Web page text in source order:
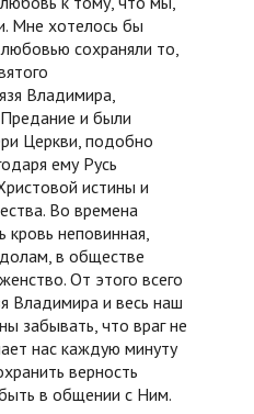
Мне хотелось бы
сохраняли то,
Владимира,
и были
Церкви, подобно
ему Русь
истины и
Во времена
кровь неповинная,
в обществе
От этого всего
Владимира и весь наш
забывать, что враг не
нас каждую минуту
верность
в общении с Ним.